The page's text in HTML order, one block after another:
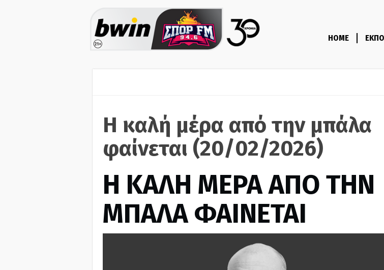
HOME
Η καλή μέρα από την μπάλα
φαίνεται (20/02/2026)
H ΚΑΛΗ ΜΕΡΑ ΑΠΟ ΤΗΝ
ΜΠΑΛΑ ΦΑΙΝΕΤΑΙ